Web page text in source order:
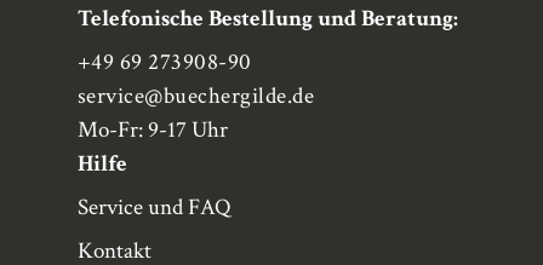
Telefonische Bestellung und Beratung:
+49 69 273908-90
service@buechergilde.de
Mo-Fr: 9-17 Uhr
Hilfe
Service und FAQ
Kontakt